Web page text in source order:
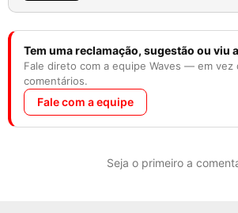
Tem uma reclamação, sugestão ou viu
Fale direto com a equipe Waves — em vez
comentários.
Fale com a equipe
Seja o primeiro a